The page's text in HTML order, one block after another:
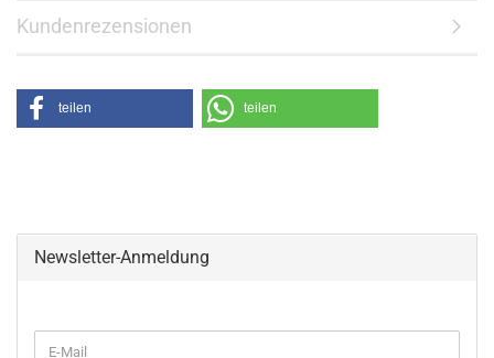
Kundenrezensionen
teilen teilen
Newsletter-Anmeldung